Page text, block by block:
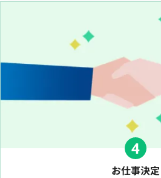
4
お仕事決定